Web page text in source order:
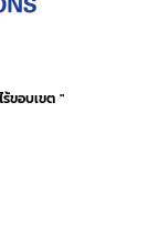
ขอบเขต "